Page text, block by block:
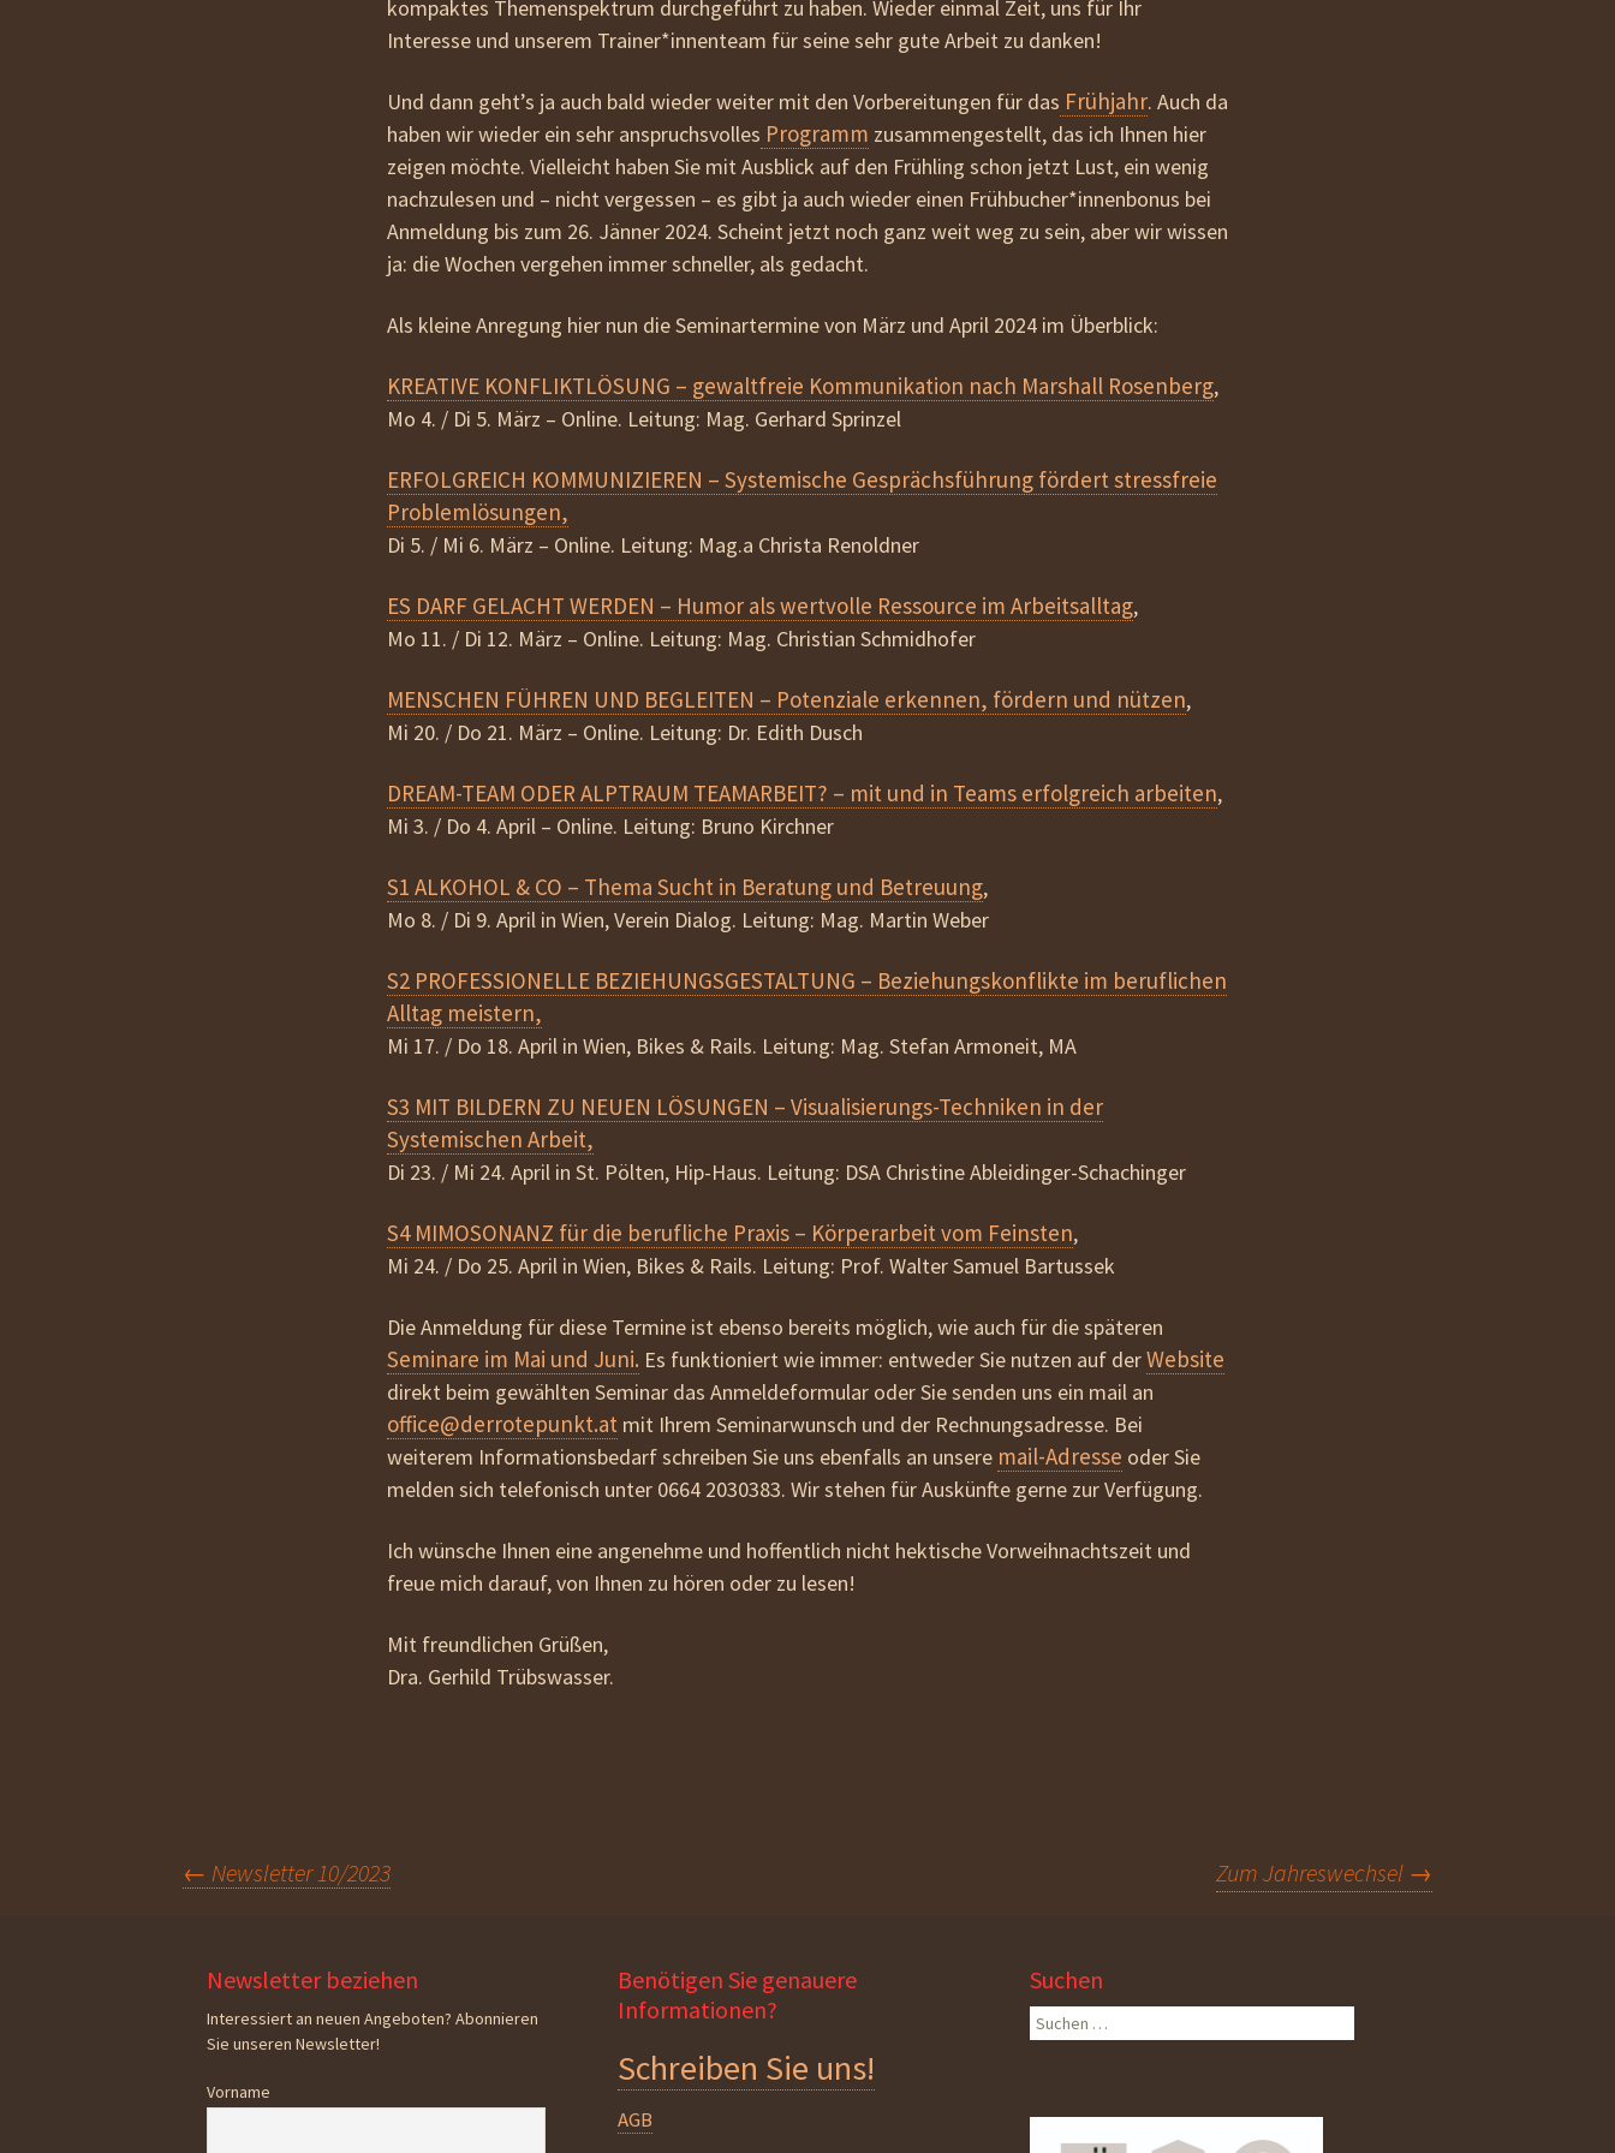
beziehen
kompaktes Themenspektrum durchgeführt zu haben. Wieder einmal Zeit, uns für Ihr
Interesse und unserem Trainer*innenteam für seine sehr gute Arbeit zu danken!
Und dann geht’s ja auch bald wieder weiter mit den Vorbereitungen für das Frühjahr. Auch da
haben wir wieder ein sehr anspruchsvolles Programm zusammengestellt, das ich Ihnen hier
zeigen möchte. Vielleicht haben Sie mit Ausblick auf den Frühling schon jetzt Lust, ein wenig
nachzulesen und – nicht vergessen – es gibt ja auch wieder einen Frühbucher*innenbonus bei
Anmeldung bis zum 26. Jänner 2024. Scheint jetzt noch ganz weit weg zu sein, aber wir wissen
ja: die Wochen vergehen immer schneller, als gedacht.
Als kleine Anregung hier nun die Seminartermine von März und April 2024 im Überblick:
KREATIVE KONFLIKTLÖSUNG – gewaltfreie Kommunikation nach Marshall Rosenberg,
Mo 4. / Di 5. März – Online. Leitung: Mag. Gerhard Sprinzel
ERFOLGREICH KOMMUNIZIEREN – Systemische Gesprächsführung fördert stressfreie
Problemlösungen,
Di 5. / Mi 6. März – Online. Leitung: Mag.a Christa Renoldner
ES DARF GELACHT WERDEN – Humor als wertvolle Ressource im Arbeitsalltag,
Mo 11. / Di 12. März – Online. Leitung: Mag. Christian Schmidhofer
MENSCHEN FÜHREN UND BEGLEITEN – Potenziale erkennen, fördern und nützen,
Mi 20. / Do 21. März – Online. Leitung: Dr. Edith Dusch
DREAM-TEAM ODER ALPTRAUM TEAMARBEIT? – mit und in Teams erfolgreich arbeiten,
Mi 3. / Do 4. April – Online. Leitung: Bruno Kirchner
S1 ALKOHOL & CO – Thema Sucht in Beratung und Betreuung,
Mo 8. / Di 9. April in Wien, Verein Dialog. Leitung: Mag. Martin Weber
S2 PROFESSIONELLE BEZIEHUNGSGESTALTUNG – Beziehungskonflikte im beruflichen
Alltag meistern,
Mi 17. / Do 18. April in Wien, Bikes & Rails. Leitung: Mag. Stefan Armoneit, MA
S3 MIT BILDERN ZU NEUEN LÖSUNGEN – Visualisierungs-Techniken in der
Systemischen Arbeit,
Di 23. / Mi 24. April in St. Pölten, Hip-Haus. Leitung: DSA Christine Ableidinger-Schachinger
S4 MIMOSONANZ für die berufliche Praxis – Körperarbeit vom Feinsten,
Mi 24. / Do 25. April in Wien, Bikes & Rails. Leitung: Prof. Walter Samuel Bartussek
Die Anmeldung für diese Termine ist ebenso bereits möglich, wie auch für die späteren
Seminare im Mai und Juni. Es funktioniert wie immer: entweder Sie nutzen auf derWebsite
direkt beim gewählten Seminar das Anmeldeformular oder Sie senden uns ein mail an
office@derrotepunkt.at mit Ihrem Seminarwunsch und der Rechnungsadresse. Bei
weiterem Informationsbedarf schreiben Sie uns ebenfalls an unsere mail-Adresse oder Sie
melden sich telefonisch unter 0664 2030383. Wir stehen für Auskünfte gerne zur Verfügung.
Ich wünsche Ihnen eine angenehme und hoffentlich nicht hektische Vorweihnachtszeit und
freue mich darauf, von Ihnen zu hören oder zu lesen!
Mit freundlichen Grüßen,
Dra. Gerhild Trübswasser.
Beitragsnavigation
← Newsletter 10/2023 Zum Jahreswechsel →
Newsletter beziehen
Interessiert an neuen Angeboten? Abonnieren
Sie unseren Newsletter!
Vorname
Benötigen Sie genauere
Informationen?
Schreiben Sie uns!
AGB
Suchen
Suchen
nach: